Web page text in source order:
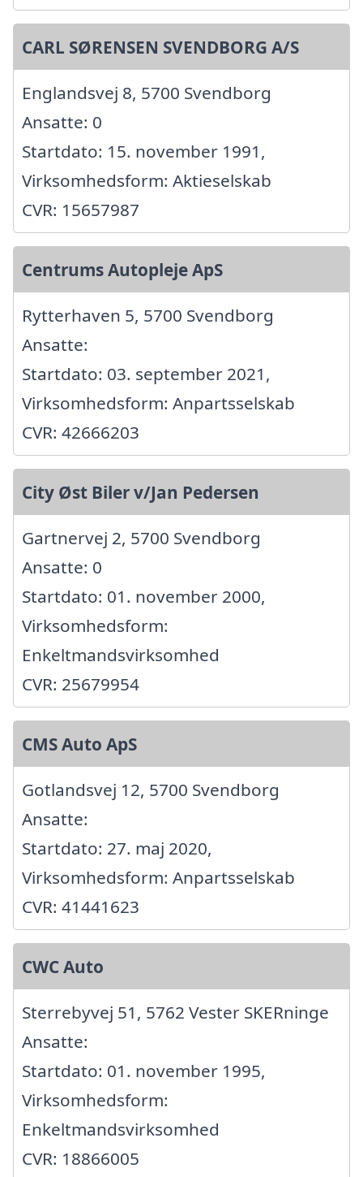
CARL SØRENSEN SVENDBORG A/S
Englandsvej 8, 5700 Svendborg
Ansatte: 0
Startdato: 15. november 1991,
Virksomhedsform: Aktieselskab
CVR: 15657987
Centrums Autopleje ApS
Rytterhaven 5, 5700 Svendborg
Ansatte:
Startdato: 03. september 2021,
Virksomhedsform: Anpartsselskab
CVR: 42666203
City Øst Biler v/Jan Pedersen
Gartnervej 2, 5700 Svendborg
Ansatte: 0
Startdato: 01. november 2000,
Virksomhedsform:
Enkeltmandsvirksomhed
CVR: 25679954
CMS Auto ApS
Gotlandsvej 12, 5700 Svendborg
Ansatte:
Startdato: 27. maj 2020,
Virksomhedsform: Anpartsselskab
CVR: 41441623
CWC Auto
Sterrebyvej 51, 5762 Vester SKERninge
Ansatte:
Startdato: 01. november 1995,
Virksomhedsform:
Enkeltmandsvirksomhed
CVR: 18866005